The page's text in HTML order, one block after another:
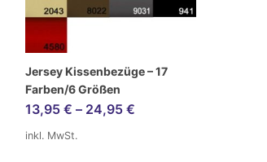
Jersey Kissenbezüge – 17
Farben/6 Größen
13,95 € – 24,95 €
inkl. MwSt.